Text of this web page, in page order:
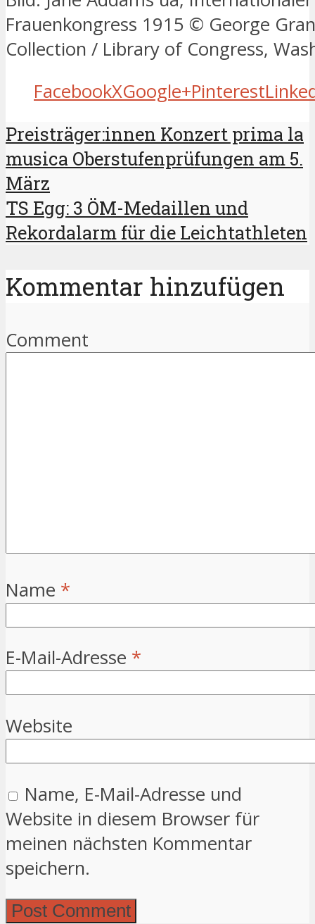
Frauenkongress 1915 © George
Collection / Library of Congress,
FacebookXGoogle+Pinterest
Preisträger:innen Konzert prima la
musica Oberstufenprüfungen am 5.
März
TS Egg: 3 ÖM-Medaillen und
Rekordalarm für die Leichtathleten
Kommentar hinzufügen
Comment
Name *
E-Mail-Adresse *
Website
Name, E-Mail-Adresse und
Website in diesem Browser für
meinen nächsten Kommentar
speichern.